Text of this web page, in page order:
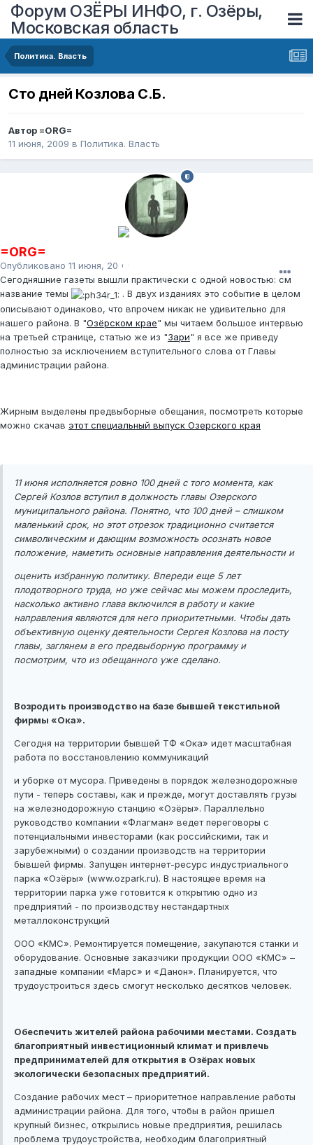
Форум ОЗЁРЫ ИНФО, г. Озёры,
Московская область
Политика. Власть
Сто дней Козлова С.Б.
Автор =ORG=
11 июня, 2009 в Политика. Власть
=ORG=
Опубликовано 11 июня, 2009
Сегодняшние газеты вышли практически с одной новостью: см
название темы
. В двух изданиях это событие в целом
описывают одинаково, что впрочем никак не удивительно для
нашего района. В "Озёрском крае" мы читаем большое интервью
на третьей странице, статью же из "Зари" я все же приведу
полностью за исключением вступительного слова от Главы
администрации района.
Жирным выделены предвыборные обещания, посмотреть которые
можно скачав этот специальный выпуск Озерского края
11 июня исполняется ровно 100 дней с того момента, как
Сергей Козлов вступил в должность главы Озерского
муниципального района. Понятно, что 100 дней – слишком
маленький срок, но этот отрезок традиционно считается
символическим и дающим возможность осознать новое
положение, наметить основные направления деятельности и
оценить избранную политику. Впереди еще 5 лет
плодотворного труда, но уже сейчас мы можем проследить,
насколько активно глава включился в работу и какие
направления являются для него приоритетными. Чтобы дать
объективную оценку деятельности Сергея Козлова на посту
главы, заглянем в его предвыборную программу и
посмотрим, что из обещанного уже сделано.
Возродить производство на базе бывшей текстильной
фирмы «Ока».
Сегодня на территории бывшей ТФ «Ока» идет масштабная
работа по восстановлению коммуникаций
и уборке от мусора. Приведены в порядок железнодорожные
пути - теперь составы, как и прежде, могут доставлять грузы
на железнодорожную станцию «Озёры». Параллельно
руководство компании «Флагман» ведет переговоры с
потенциальными инвесторами (как российскими, так и
зарубежными) о создании производств на территории
бывшей фирмы. Запущен интернет-ресурс индустриального
парка «Озёры» (www.ozpark.ru). В настоящее время на
территории парка уже готовится к открытию одно из
предприятий - по производству нестандартных
металлоконструкций
ООО «КМС». Ремонтируется помещение, закупаются станки и
оборудование. Основные заказчики продукции ООО «КМС» –
западные компании «Марс» и «Данон». Планируется, что
трудоустроиться здесь смогут несколько десятков человек.
Обеспечить жителей района рабочими местами. Создать
благоприятный инвестиционный климат и привлечь
предпринимателей для открытия в Озёрах новых
экологически безопасных предприятий.
Создание рабочих мест – приоритетное направление работы
администрации района. Для того, чтобы в район пришел
крупный бизнес, открылись новые предприятия, решилась
проблема трудоустройства, необходим благоприятный